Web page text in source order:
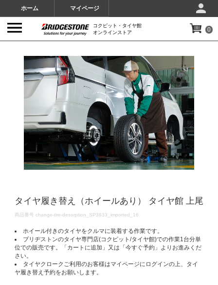
ホーム マイページ
コクピット・タイヤ館
オンラインストア
0
タイヤ履き替え（ホイールあり） タイヤ館 上尾
DETAILS
商品番号 change-tire-desorption_SP3633_imported_16
ホイール付きのタイヤをクルマに装着する作業です。
ブリヂストンのタイヤ専門店(コクピット/タイヤ館)での作業1台分単
位での販売です。「カートに追加」又は「今すぐ予約」よりお進みくだ
さい。
タイヤクロークご利用のお客様はマイページにログインの上、タイ
ヤ履き替え予約をお願いします。